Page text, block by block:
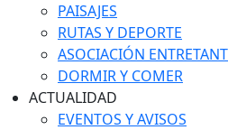
PAISAJES
RUTAS Y DEPORTE
ASOCIACIÓN
DORMIR Y COMER
ACTUALIDAD
EVENTOS Y AVISOS